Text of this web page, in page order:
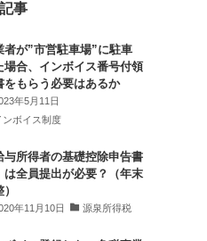
事
者が”市営駐車場”に駐車
場合、インボイス番号付領
をもらう必要はあるか
年5月11日
ンボイス制度
与所得者の基礎控除申告書
は全員提出が必要？（年末
年11月10日 源泉所得税